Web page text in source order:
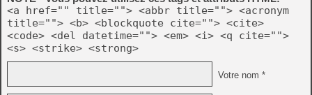
<a href="" title=""> <abbr title=""> <acronym
title=""> <b> <blockquote cite=""> <cite>
<code> <del datetime=""> <em> <i> <q cite="">
<s> <strike> <strong>
Votre nom *